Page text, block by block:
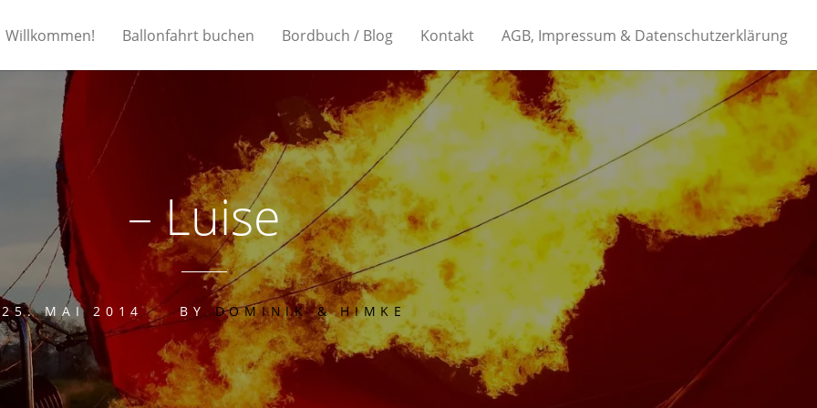
Willkommen! Ballonfahrt buchen Bordbuch / Blog Kontakt AGB, Impressum & Datenschutzerklärung
– Luise
25. MAI 2014 BYDOMINIK & HIMKE